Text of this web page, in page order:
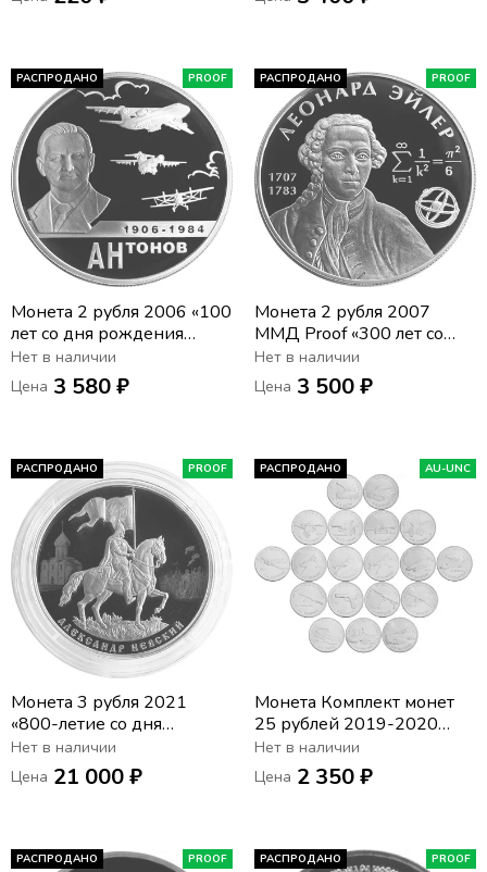
РАСПРОДАНО PROOF
Монета 2 рубля 2006 «100
лет со дня рождения
Олега Антонова»
Нет в наличии
Цена 3 580 ₽
РАСПРОДАНО PROOF
Монета 2 рубля 2007
ММД Proof «300 лет со
дня рождения Леонарда
Эйлера»
Нет в наличии
Цена 3 500 ₽
РАСПРОДАНО PROOF
Монета 3 рубля 2021
«800-летие со дня
рождения князя
Александра Невского»
Нет в наличии
Цена 21 000 ₽
РАСПРОДАНО AU-UNC
Монета Комплект монет
25 рублей 2019-2020
«Оружие Великой
Победы» (19 шт)
Нет в наличии
Цена 2 350 ₽
РАСПРОДАНО PROOF РАСПРОДАНО PROOF